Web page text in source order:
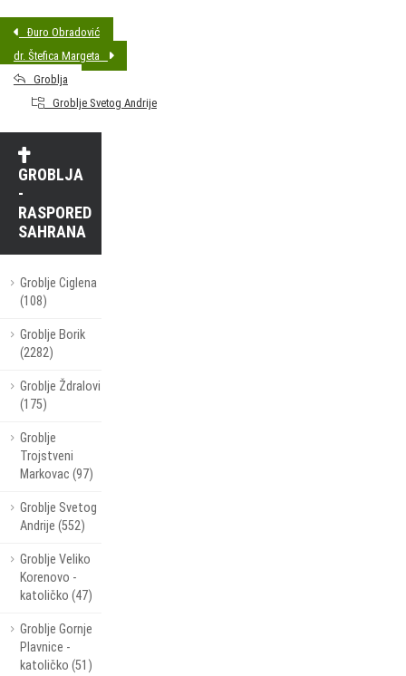
Đuro Obradović
dr. Štefica Margeta
Groblja
Groblje Svetog Andrije
GROBLJA
-
RASPORED
SAHRANA
Groblje Ciglena
(108)
Groblje Borik
(2282)
Groblje Ždralovi
(175)
Groblje
Trojstveni
Markovac (97)
Groblje Svetog
Andrije (552)
Groblje Veliko
Korenovo -
katoličko (47)
Groblje Gornje
Plavnice -
katoličko (51)